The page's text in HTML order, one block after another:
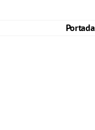
Portada